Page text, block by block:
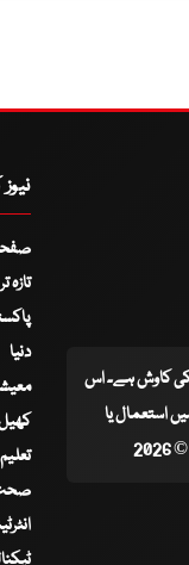
کی کاوش ہے۔ اس
استعمال یا
تازہ
دنیا
تعلیم